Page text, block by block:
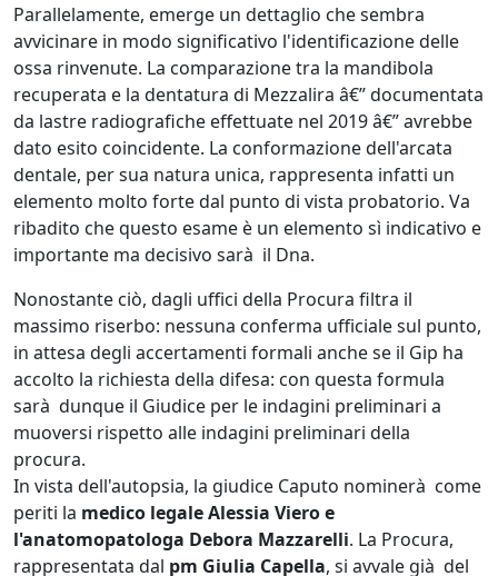
Parallelamente, emerge un dettaglio che sembra
avvicinare in modo significativo l'identificazione delle
ossa rinvenute. La comparazione tra la mandibola
recuperata e la dentatura di Mezzalira â€” documentata
da lastre radiografiche effettuate nel 2019 â€” avrebbe
dato esito coincidente. La conformazione dell'arcata
dentale, per sua natura unica, rappresenta infatti un
elemento molto forte dal punto di vista probatorio. Va
ribadito che questo esame è un elemento sì indicativo e
importante ma decisivo sarà il Dna.
Nonostante ciò, dagli uffici della Procura filtra il
massimo riserbo: nessuna conferma ufficiale sul punto,
in attesa degli accertamenti formali anche se il Gip ha
accolto la richiesta della difesa: con questa formula
sarà dunque il Giudice per le indagini preliminari a
muoversi rispetto alle indagini preliminari della
procura.
In vista dell'autopsia, la giudice Caputo nominerà come
periti la medico legale Alessia Viero e
l'anatomopatologa Debora Mazzarelli. La Procura,
rappresentata dal pm Giulia Capella, si avvale già del